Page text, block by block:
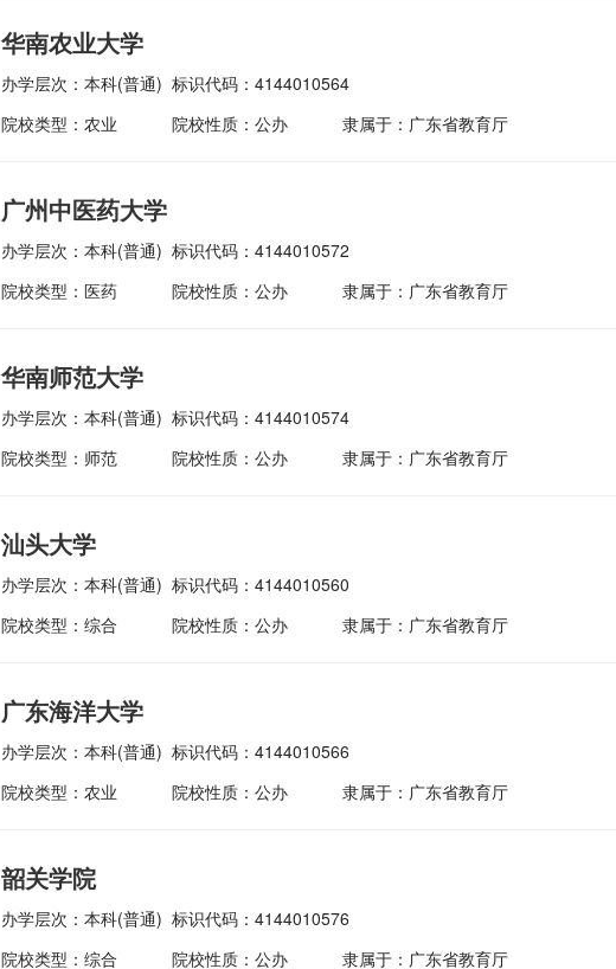
华南农业大学
办学层次：本科(普通) 标识代码：4144010564
院校类型：农业
院校性质：公办 隶属于：广东省教育厅
广州中医药大学
办学层次：本科(普通) 标识代码：4144010572
院校类型：医药
院校性质：公办 隶属于：广东省教育厅
华南师范大学
办学层次：本科(普通) 标识代码：4144010574
院校类型：师范
院校性质：公办 隶属于：广东省教育厅
汕头大学
办学层次：本科(普通) 标识代码：4144010560
院校类型：综合
院校性质：公办 隶属于：广东省教育厅
广东海洋大学
办学层次：本科(普通) 标识代码：4144010566
院校类型：农业
院校性质：公办 隶属于：广东省教育厅
韶关学院
办学层次：本科(普通) 标识代码：4144010576
院校类型：综合
院校性质：公办 隶属于：广东省教育厅